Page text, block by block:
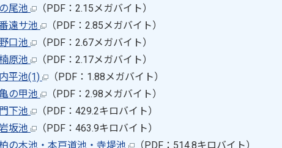
尾池
（PDF：2.15メガバイト）
遠サ池
（PDF：2.85メガバイト）
野口池
（PDF：2.67メガバイト）
原池
（PDF：2.17メガバイト）
内平池(1)
（PDF：1.88メガバイト）
の甲池
（PDF：2.98メガバイト）
門下池
（PDF：429.2キロバイト）
坂池
（PDF：463.9キロバイト）
の木池・本戸道池・寺堤池 （PDF：514.8キロバイト）